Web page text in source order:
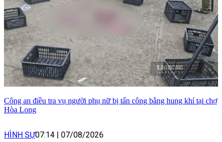
Công an điều tra vụ người phụ nữ bị tấn công bằng hung khí tại chợ
Hòa Long
HÌNH SỰ07:14 07/08/2026